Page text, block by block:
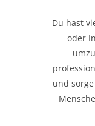
Du hast
oder
und